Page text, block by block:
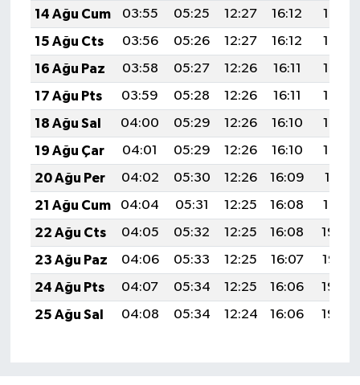
14 Ağu Cum
03:55 05:25 12:27 16:12
19:18
15 Ağu Cts
03:56 05:26 12:27 16:12
19:17
16 Ağu Paz
03:58 05:27 12:26 16:11
19:16
17 Ağu Pts
03:59 05:28 12:26 16:11
19:15
18 Ağu Sal
04:00 05:29 12:26 16:10
19:13
19 Ağu Çar
04:01 05:29 12:26 16:10
19:12
20 Ağu Per
04:02 05:30 12:26 16:09
19:11
21 Ağu Cum
04:04 05:31 12:25 16:08
19:10
22 Ağu Cts
04:05 05:32 12:25 16:08
19:08
23 Ağu Paz
04:06 05:33 12:25 16:07
19:07
24 Ağu Pts
04:07 05:34 12:25 16:06
19:06
25 Ağu Sal
04:08 05:34 12:24 16:06 19:04